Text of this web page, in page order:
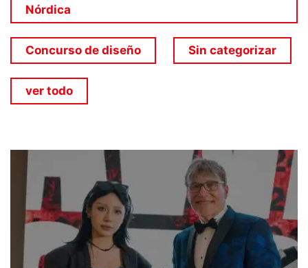
Nórdica
Concurso de diseño Sin categorizar
ver todo